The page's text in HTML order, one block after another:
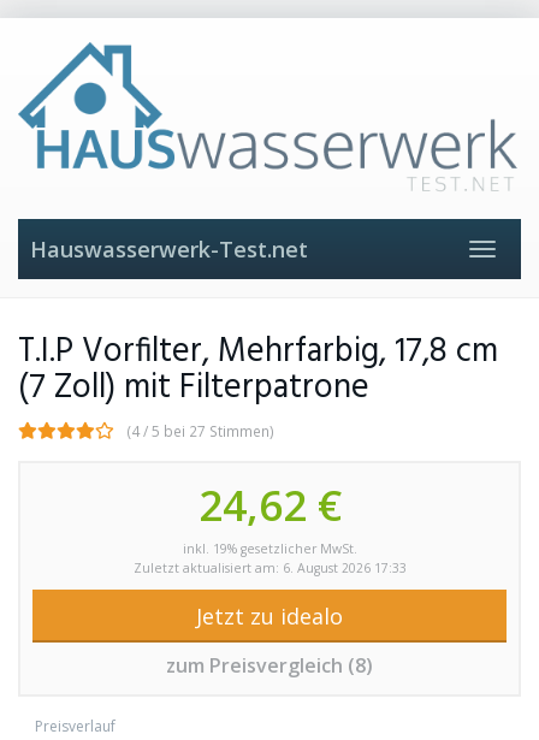
content
Toggle
Hauswasserwerk-Test.net
T.I.P Vorfilter, Mehrfarbig, 17,8 cm
(7 Zoll) mit Filterpatrone
(4 / 5 bei 27 Stimmen)
24,62 €
inkl. 19% gesetzlicher MwSt.
Zuletzt aktualisiert am: 6. August 2026 17:33
Jetzt zu idealo
zum Preisvergleich (8)
Preisverlauf